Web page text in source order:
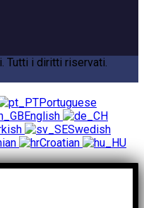
Tutti i diritti riservati.
Portuguese
English
Swedish
Croatian